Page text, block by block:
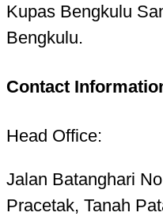
Kupas Bengkulu
Bengkulu.
Contact
Head Office:
Jalan Batanghari
Pracetak, Tanah